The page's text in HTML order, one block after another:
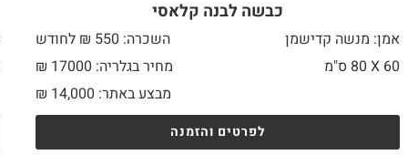
כבשה לבנה קלאסי
אמן: מנשה קדישמן
השכרה: 550 ₪ לחודש
60 X
מחיר בגלריה: 17000 ₪
מבצע באתר:
₪ 14,000
לפרטים והזמנה